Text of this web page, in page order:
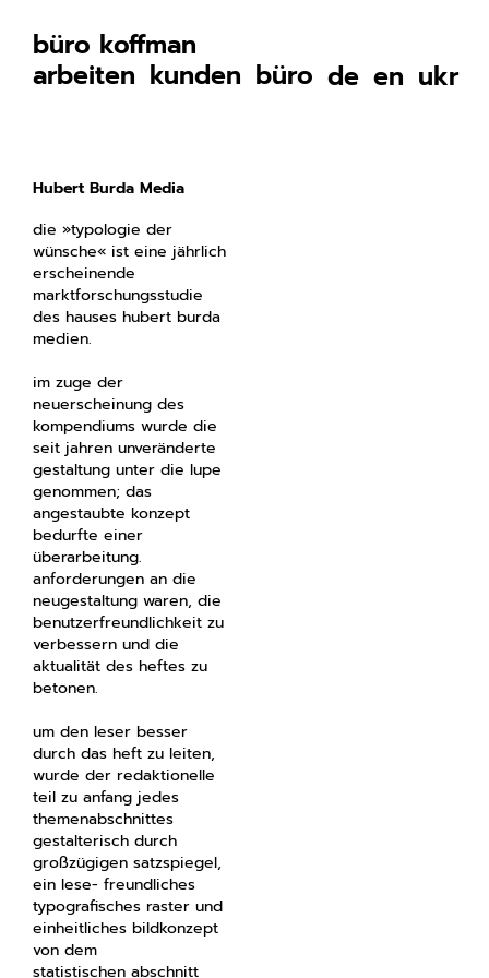
büro koffman
arbeiten kunden büro de en ukr
Hubert Burda Media
die »typologie der
wünsche« ist eine jährlich
erscheinende
marktforschungsstudie
des hauses hubert burda
medien.
im zuge der
neuerscheinung des
kompendiums wurde die
seit jahren unveränderte
gestaltung unter die lupe
genommen; das
angestaubte konzept
bedurfte einer
überarbeitung.
anforderungen an die
neugestaltung waren, die
benutzerfreundlichkeit zu
verbessern und die
aktualität des heftes zu
betonen.
um den leser besser
durch das heft zu leiten,
wurde der redaktionelle
teil zu anfang jedes
themenabschnittes
gestalterisch durch
großzügigen satzspiegel,
ein lese- freundliches
typografisches raster und
einheitliches bildkonzept
von dem
statistischen abschnitt